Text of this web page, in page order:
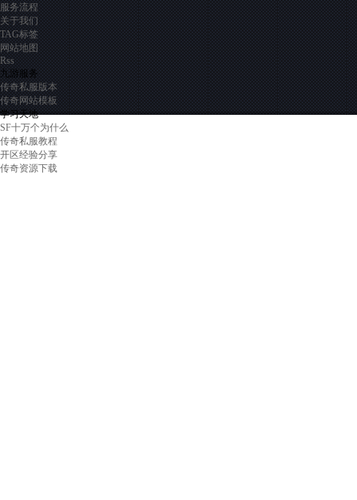
服务流程
关于我们
TAG标签
网站地图
Rss
九游服务
传奇私服版本
传奇网站模板
学习天地
SF十万个为什么
传奇私服教程
开区经验分享
传奇资源下载